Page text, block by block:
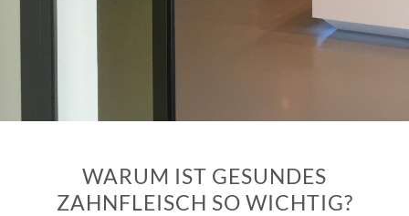
WARUM IST GESUNDES
ZAHNFLEISCH SO WICHTIG?